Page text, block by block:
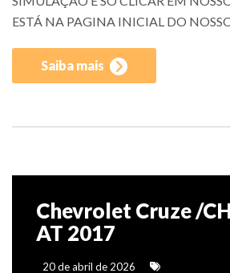
ESTÁ NA PAGINA INICIAL DO
Saiba mais
Chevrolet Cruze /
AT 2017
20 de abril de 2026